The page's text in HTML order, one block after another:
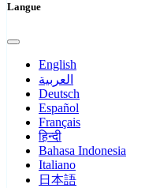
Langue
English
العربية
Deutsch
Español
Français
हिन्दी
Bahasa Indonesia
Italiano
日本語